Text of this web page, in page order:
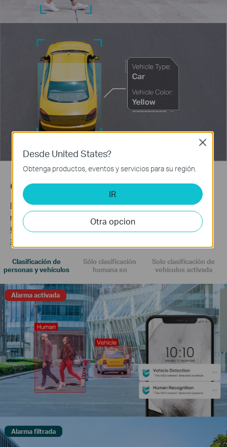
Clasificación de personas y vehículos
Distinga a los humanos y vehículos de otros objetos y
reciba notificaciones de eventos más precisas.
Obtenga más información sobre la tecnología VIGI AI
>>
Clasificación de
personas y vehículos
Sólo clasificación
humana en
Solo clasificación de
vehículos activada
Alarma activada
Alarma filtrada
Desde United States?
Obtenga productos, eventos y servicios para su región.
IR
Otra opcion
Close